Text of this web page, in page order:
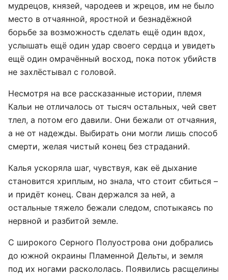
мудрецов, князей, чародеев и жрецов, им не было
место в отчаянной, яростной и безнадёжной
борьбе за возможность сделать ещё один вдох,
услышать ещё один удар своего сердца и увидеть
ещё один омрачённый восход, пока поток убийств
не захлёстывал с головой.
Несмотря на все рассказанные истории, племя
Кальи не отличалось от тысяч остальных, чей свет
тлел, а потом его давили. Они бежали от отчаяния,
а не от надежды. Выбирать они могли лишь способ
смерти, желая чистый конец без страданий.
Калья ускоряла шаг, чувствуя, как её дыхание
становится хриплым, но знала, что стоит сбиться –
и придёт конец. Сван держался за ней, а
остальные тяжело бежали следом, спотыкаясь по
нервной и разбитой земле.
С широкого Серного Полуострова они добрались
до южной окраины Пламенной Дельты, и земля
под их ногами раскололась. Появились расщелины